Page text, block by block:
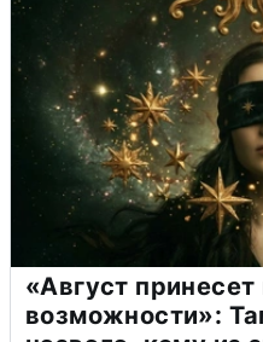
«Август
возможности»: